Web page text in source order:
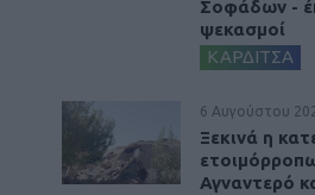
Σοφάδων -
ψεκασμοί
ΚΑΡΔΙΤΣΑ
6 Αυγούστου
Ξεκινά η
Αγναντερό